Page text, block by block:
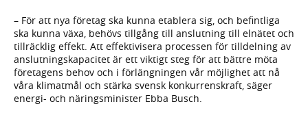
– För att nya företag ska kunna etablera sig, och befintliga
ska kunna växa, behövs tillgång till anslutning till elnätet och
tillräcklig effekt. Att effektivisera processen för tilldelning av
anslutningskapacitet är ett viktigt steg för att bättre möta
företagens behov och i förlängningen vår möjlighet att nå
våra klimatmål och stärka svensk konkurrenskraft, säger
energi- och näringsminister Ebba Busch.